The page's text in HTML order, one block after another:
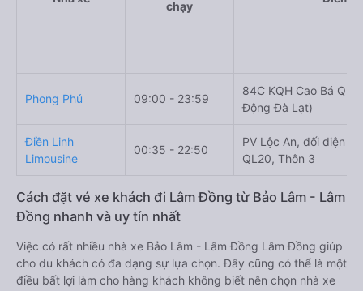
chạy
Phong Phú 09:00 - 23:59
84C KQH Cao Bá
Động Đà Lạt)
Điền Linh
Limousine
00:35 - 22:50
PV Lộc An, đối diện
QL20, Thôn 3
Cách đặt vé xe khách đi Lâm Đồng từ Bảo Lâm - Lâm
Đồng nhanh và uy tín nhất
Việc có rất nhiều nhà xe Bảo Lâm - Lâm Đồng Lâm Đồng giúp
cho du khách có đa dạng sự lựa chọn. Đây cũng có thể là một
điều bất lợi làm cho hàng khách không biết nên chọn nhà xe